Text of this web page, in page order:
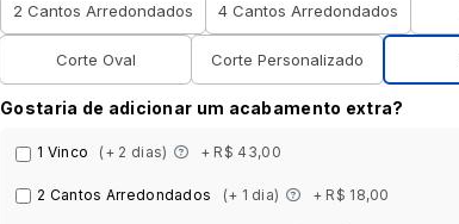
2 Cantos Arredondados 4 Cantos Arredondados
Corte Oval Corte Personalizado
Gostaria de adicionar um acabamento extra?
1 Vinco (+ 2 dias) + R$ 43,00
2 Cantos Arredondados (+ 1 dia) + R$ 18,00